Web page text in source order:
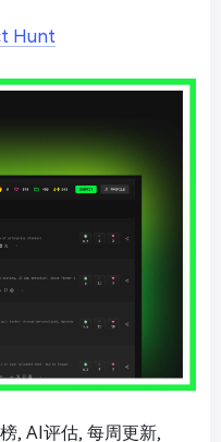
Hunt
, AI评估, 每周更新,